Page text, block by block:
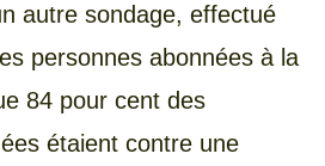
autre sondage, effectué
personnes abonnées à la
84 pour cent des
étaient contre une